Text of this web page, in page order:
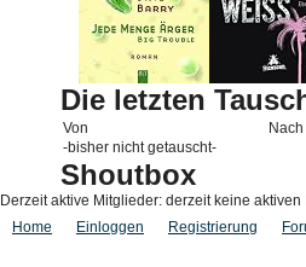
Die letzten
Von
Nach
-bisher nicht getauscht-
Shoutbox
Derzeit aktive Mitglieder: derzeit keine
Home
Einloggen Registrierung